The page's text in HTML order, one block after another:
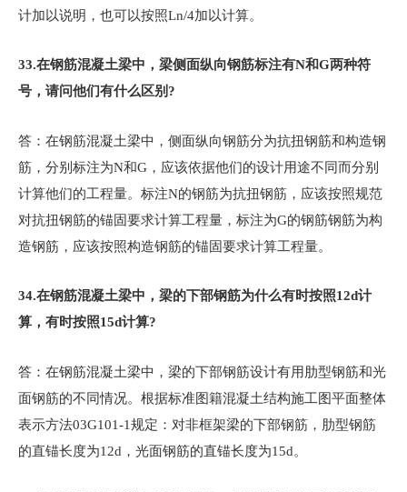
计加以说明，也可以按照Ln/4加以计算。
33.在钢筋混凝土梁中，梁侧面纵向钢筋标注有N和G两种符
号，请问他们有什么区别?
答：在钢筋混凝土梁中，侧面纵向钢筋分为抗扭钢筋和构造钢
筋，分别标注为N和G，应该依据他们的设计用途不同而分别
计算他们的工程量。标注N的钢筋为抗扭钢筋，应该按照规范
对抗扭钢筋的锚固要求计算工程量，标注为G的钢筋钢筋为构
造钢筋，应该按照构造钢筋的锚固要求计算工程量。
34.在钢筋混凝土梁中，梁的下部钢筋为什么有时按照12d计
算，有时按照15d计算?
答：在钢筋混凝土梁中，梁的下部钢筋设计有用肋型钢筋和光
面钢筋的不同情况。根据标准图籍混凝土结构施工图平面整体
表示方法03G101-1规定：对非框架梁的下部钢筋，肋型钢筋
的直锚长度为12d，光面钢筋的直锚长度为15d。